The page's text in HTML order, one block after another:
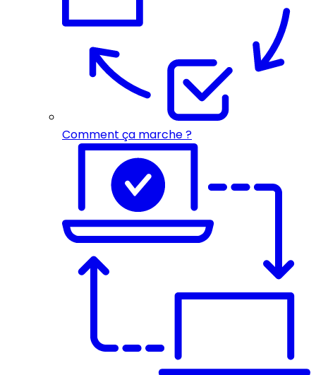
Comment ça marche ?